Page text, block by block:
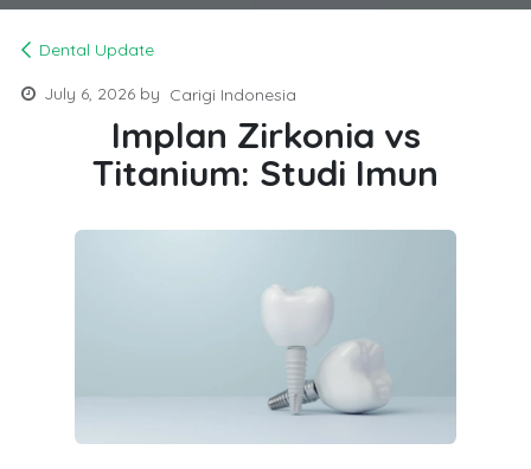
Dental Update
July 6, 2026 by Carigi Indonesia
Implan Zirkonia vs
Titanium: Studi Imun